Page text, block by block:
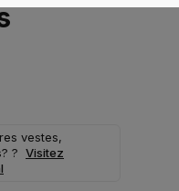
vestes,
? Visitez